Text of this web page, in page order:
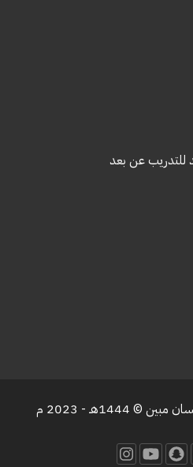
للتدريب عن بعد
1444هـ - 2023 م